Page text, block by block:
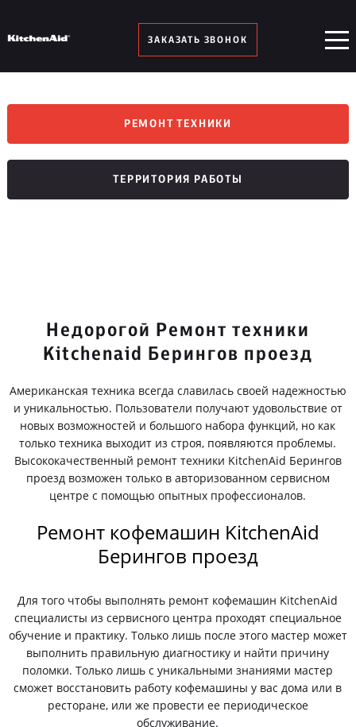
ЗАКАЗАТЬ ЗВОНОК
РЕМОНТ ТЕХНИКИ
ТЕРРИТОРИЯ РАБОТЫ
Недорогой Ремонт техники
Kitchenaid Берингов проезд
Американская техника всегда славилась своей надежностью
и уникальностью. Пользователи получают удовольствие от
новых возможностей и большого набора функций, но как
только техника выходит из строя, появляются проблемы.
Высококачественный ремонт техники KitchenAid Берингов
проезд возможен только в авторизованном сервисном
центре с помощью опытных профессионалов.
Ремонт кофемашин KitchenAid
Берингов проезд
Для того чтобы выполнять ремонт кофемашин KitchenAid
специалисты из сервисного центра проходят специальное
обучение и практику. Только лишь после этого мастер может
выполнить правильную диагностику и найти причину
поломки. Только лишь с уникальными знаниями мастер
сможет восстановить работу кофемашины у вас дома или в
ресторане, или же провести ее периодическое
обслуживание.